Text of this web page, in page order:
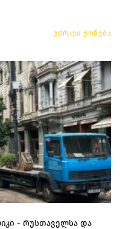
უძრავი ქონება
- რუსთაველსა და